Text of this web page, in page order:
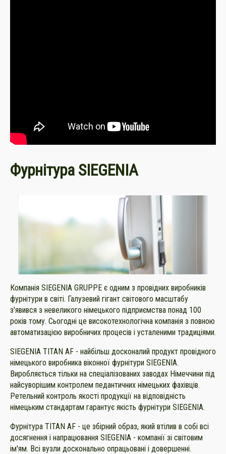
Фурнітура SIEGENIA
Компанія SIEGENIA GRUPPE є одним з провідних виробників
фурнітури в світі. Галузевий гігант світового масштабу
з'явився з невеликого німецького підприємства понад 100
років тому. Сьогодні це високотехнологічна компанія з повною
автоматизацією виробничих процесів і усталеними традиціями.
SIEGENIA TITAN AF - найбільш досконалий продукт провідного
німецького виробника віконної фурнітури SIEGENIA.
Виробляється тільки на спеціалізованих заводах Німеччини під
найсуворішим контролем педантичних німецьких фахівців.
Ретельний контроль якості продукції на відповідність
німецьким стандартам гарантує якість фурнітури SIEGENIA.
Фурнітура TITAN AF - це збірний образ, який втілив в собі всі
досягнення і напрацювання SIEGENIA - компанії зі світовим
ім'ям. Всі вузли досконально опрацьовані і довершенні.